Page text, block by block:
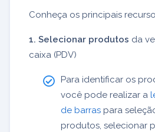
Conheça os principais
1. Selecionar produtos da
caixa (PDV)
Para identificar os
você pode realizar a
de barras para
produtos, selecionar